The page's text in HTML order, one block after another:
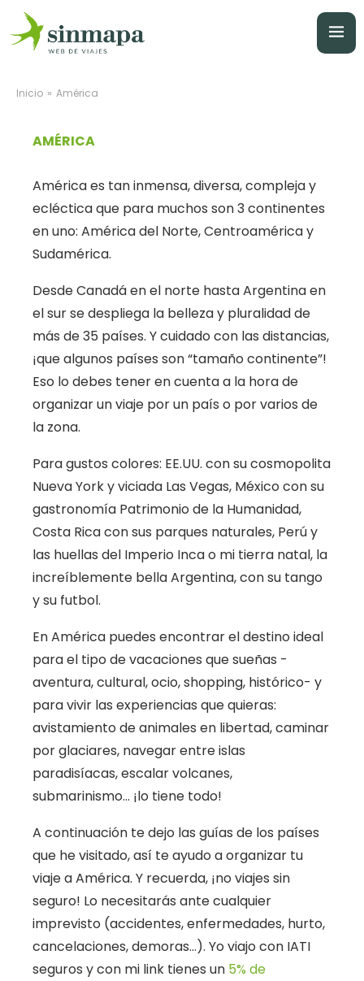
Inicio » América
AMÉRICA
América es tan inmensa, diversa, compleja y
ecléctica que para muchos son 3 continentes
en uno: América del Norte, Centroamérica y
Sudamérica.
Desde Canadá en el norte hasta Argentina en
el sur se despliega la belleza y pluralidad de
más de 35 países. Y cuidado con las distancias,
¡que algunos países son “tamaño continente”!
Eso lo debes tener en cuenta a la hora de
organizar un viaje por un país o por varios de
la zona.
Para gustos colores: EE.UU. con su cosmopolita
Nueva York y viciada Las Vegas, México con su
gastronomía Patrimonio de la Humanidad,
Costa Rica con sus parques naturales, Perú y
las huellas del Imperio Inca o mi tierra natal, la
increíblemente bella Argentina, con su tango
y su futbol.
En América puedes encontrar el destino ideal
para el tipo de vacaciones que sueñas -
aventura, cultural, ocio, shopping, histórico- y
para vivir las experiencias que quieras:
avistamiento de animales en libertad, caminar
por glaciares, navegar entre islas
paradisíacas, escalar volcanes,
submarinismo… ¡lo tiene todo!
A continuación te dejo las guías de los países
que he visitado, así te ayudo a organizar tu
viaje a América. Y recuerda, ¡no viajes sin
seguro! Lo necesitarás ante cualquier
imprevisto (accidentes, enfermedades, hurto,
cancelaciones, demoras…). Yo viajo con IATI
seguros y con mi link tienes un 5% de